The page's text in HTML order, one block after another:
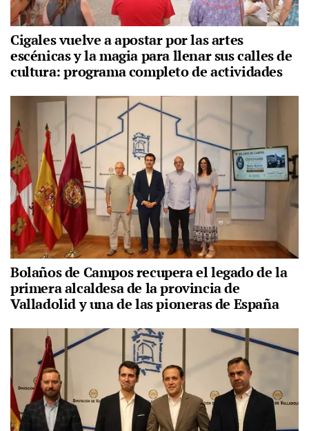
Cigales vuelve a apostar por las artes
escénicas y la magia para llenar sus calles de
cultura: programa completo de actividades
Bolaños de Campos recupera el legado de la
primera alcaldesa de la provincia de
Valladolid y una de las pioneras de España